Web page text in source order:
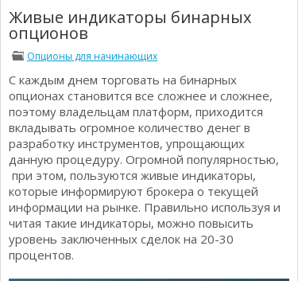
Общая информация
Определения
Опционы для начинающих
Стратегии
Торговля Kриптовалютой
Ошибки в бинарном трейдинге
Психологии трейдинга
Отзывы о бинарных опционах
Стратегии бинарных опционов
Добавить брокера в рейтинг
Живые индикаторы бинарных
опционов
Опционы для начинающих
С каждым днем торговать на бинарных
опционах становится все сложнее и сложнее,
поэтому владельцам платформ, приходится
вкладывать огромное количество денег в
разработку инструментов, упрощающих
данную процедуру. Огромной популярностью,
при этом, пользуются живые индикаторы,
которые информируют брокера о текущей
информации на рынке. Правильно используя и
читая такие индикаторы, можно повысить
уровень заключенных сделок на 20-30
процентов.